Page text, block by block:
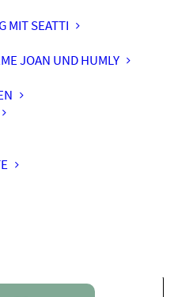
MIT SEATTI
JOAN UND HUMLY
viel wird